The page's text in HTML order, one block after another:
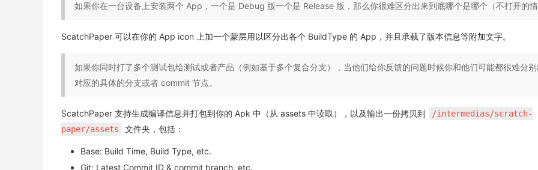
如果你在一台设备上安装两个 App，一个是 Debug 版一个是 Release 版，那么你很难区分出来到底哪个是哪个（不打开的情
ScatchPaper 可以在你的 App icon 上加一个蒙层用以区分出各个 BuildType 的 App，并且承载了版本信息等附加文字。
如果你同时打了多个测试包给测试或者产品（例如基于多个复合分支），当他们给你反馈的问题时候你和他们可能都很难分
对应的具体的分支或者 commit 节点。
ScatchPaper 支持生成编译信息并打包到你的 Apk 中（从 assets 中读取），以及输出一份拷贝到
/intermedias/scratch-
paper/assets
文件夹，包括：
Base: Build Time, Build Type, etc.
Git: Latest Commit ID & commit branch, etc.